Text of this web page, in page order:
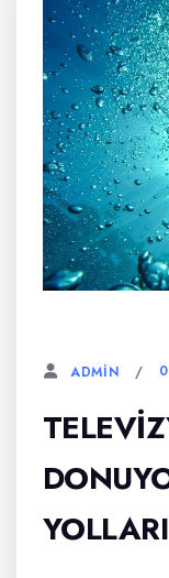
ADMIN
YOLLARI